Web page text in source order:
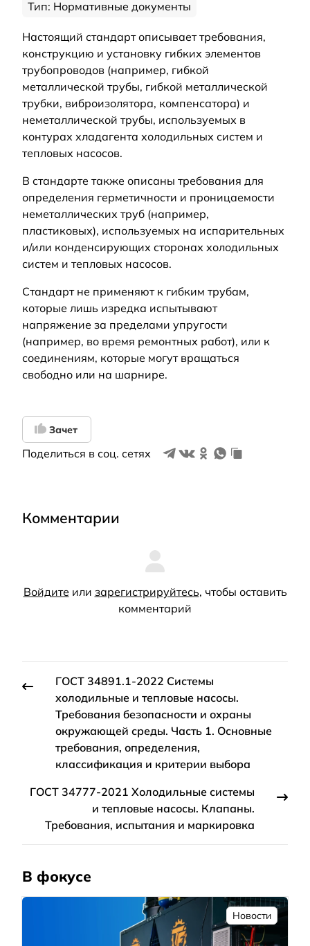
Тип: Нормативные документы
Настоящий стандарт описывает требования,
конструкцию и установку гибких элементов
трубопроводов (например, гибкой
металлической трубы, гибкой металлической
трубки, виброизолятора, компенсатора) и
неметаллической трубы, используемых в
контурах хладагента холодильных систем и
тепловых насосов.
В стандарте также описаны требования для
определения герметичности и проницаемости
неметаллических труб (например,
пластиковых), используемых на испарительных
и/или конденсирующих сторонах холодильных
систем и тепловых насосов.
Стандарт не применяют к гибким трубам,
которые лишь изредка испытывают
напряжение за пределами упругости
(например, во время ремонтных работ), или к
соединениям, которые могут вращаться
свободно или на шарнире.
Зачет
Поделиться в соц. сетях
Комментарии
Войдите или зарегистрируйтесь, чтобы оставить
комментарий
ГОСТ 34891.1-2022 Системы
холодильные и тепловые насосы.
Требования безопасности и охраны
окружающей среды. Часть 1. Основные
требования, определения,
классификация и критерии выбора
ГОСТ 34777-2021 Холодильные системы
и тепловые насосы. Клапаны.
Требования, испытания и маркировка
В фокусе
Новости